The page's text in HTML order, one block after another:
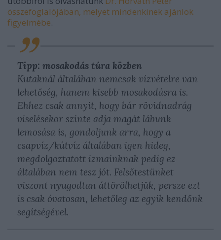
összefoglalójában, melyet mindenkinek ajánlok
figyelmébe.
Tipp: mosakodás túra közben
Kutaknál általában nemcsak vízvételre van
lehetőség, hanem kisebb mosakodásra is.
Ehhez csak annyit, hogy bár rövidnadrág
viselésekor szinte adja magát lábunk
lemosása is, gondoljunk arra, hogy a
csapvíz/kútvíz általában igen hideg,
megdolgoztatott izmainknak pedig ez
általában nem tesz jót. Felsőtestünket
viszont nyugodtan áttörölhetjük, persze ezt
is csak óvatosan, lehetőleg az egyik kendőnk
segítségével.